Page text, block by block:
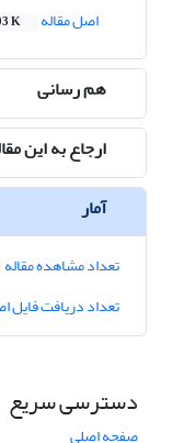
اصل مقاله
K
هم رسانی
ارجاع به این
آمار
تعداد مشاهده مقاله
تعداد دریافت فایل
دسترسی سریع
صفحه اصلی